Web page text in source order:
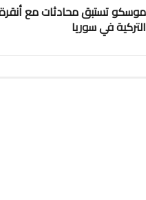
موسكو تستبق محادثات مع
التركية في سوريا